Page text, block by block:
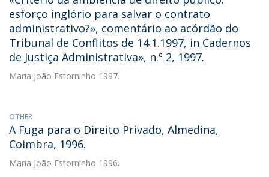
esforço inglório para salvar o contrato
administrativo?», comentário ao acórdão do
Tribunal de Conflitos de 14.1.1997, in Cadernos
de Justiça Administrativa», n.º 2, 1997.
Maria João Estorninho 1997.
OTHER
A Fuga para o Direito Privado, Almedina,
Coimbra, 1996.
Maria João Estorninho 1996.